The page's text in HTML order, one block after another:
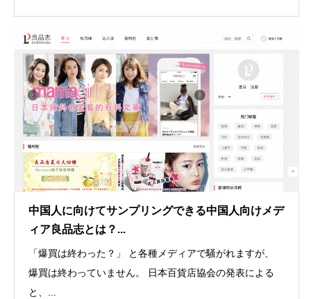
中国人に向けてサンプリングできる中国人向けメデ
ィア良品志とは？...
「爆買は終わった？」 と各種メディアで騒がれますが、
爆買は終わっていません。 日本百貨店協会の発表による
と、...